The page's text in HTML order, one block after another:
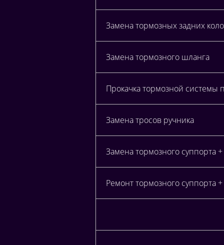
Замена тормозных задних
Замена тормозного шланга
Прокачка тормозной системы
Замена тросов ручника
Замена тормозного суппорта
Ремонт тормозного суппорта